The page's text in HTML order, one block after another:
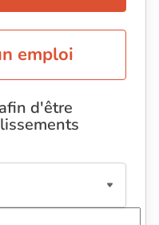
emploi
d'être